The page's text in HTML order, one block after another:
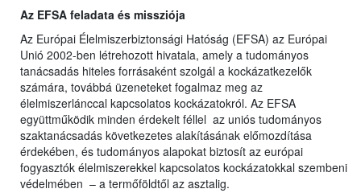
Az EFSA feladata és missziója
Az Európai Élelmiszerbiztonsági Hatóság (EFSA) az Európai
Unió 2002-ben létrehozott hivatala, amely a tudományos
tanácsadás hiteles forrásaként szolgál a kockázatkezelők
számára, továbbá üzeneteket fogalmaz meg az
élelmiszerlánccal kapcsolatos kockázatokról. Az EFSA
együttműködik minden érdekelt féllel az uniós tudományos
szaktanácsadás következetes alakításának előmozdítása
érdekében, és tudományos alapokat biztosít az európai
fogyasztók élelmiszerekkel kapcsolatos kockázatokkal szembeni
védelmében – a termőföldtől az asztalig.